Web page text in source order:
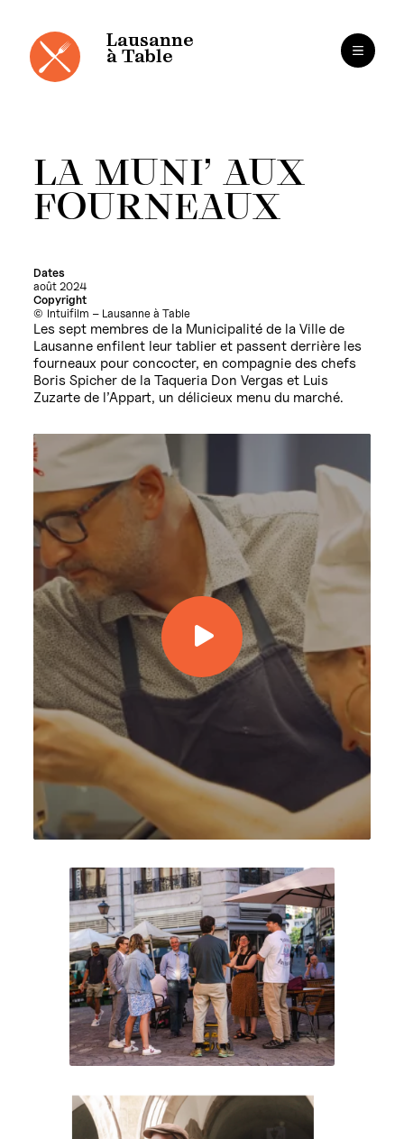
contenu
Lausanne
à Table
LA MUNI’ AUX
FOURNEAUX
Dates
août 2024
Copyright
Intuifilm – Lausanne à Table
Les sept membres de la Municipalité de la Ville de
Lausanne enfilent leur tablier et passent derrière les
fourneaux pour concocter, en compagnie des chefs
Boris Spicher de la Taqueria Don Vergas et Luis
Zuzarte de l’Appart, un délicieux menu du marché.